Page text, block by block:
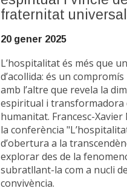
fraternitat universal
20 gener 2025
L’hospitalitat és més que
d’acollida: és un
amb l’altre que revela la
espiritual i transformadora
humanitat. Francesc-Xavier
la conferència
d’obertura a la
explorar des de la
subratllant-la com a nucli
convivència.